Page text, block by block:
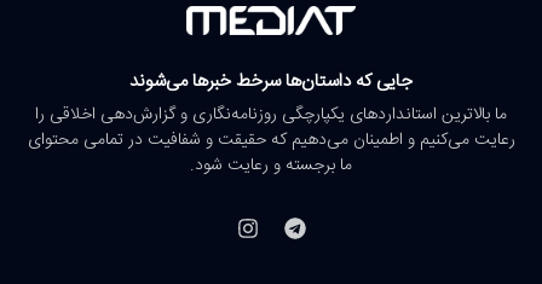
جایی که داستان‌ها سرخط خبرها می‌شوند
ما بالاترین استانداردهای یکپارچگی روزنامه‌نگاری و گزارش‌دهی اخلاقی را
رعایت می‌کنیم و اطمینان می‌دهیم که حقیقت و شفافیت در تمامی محتوای
ما برجسته و رعایت شود.